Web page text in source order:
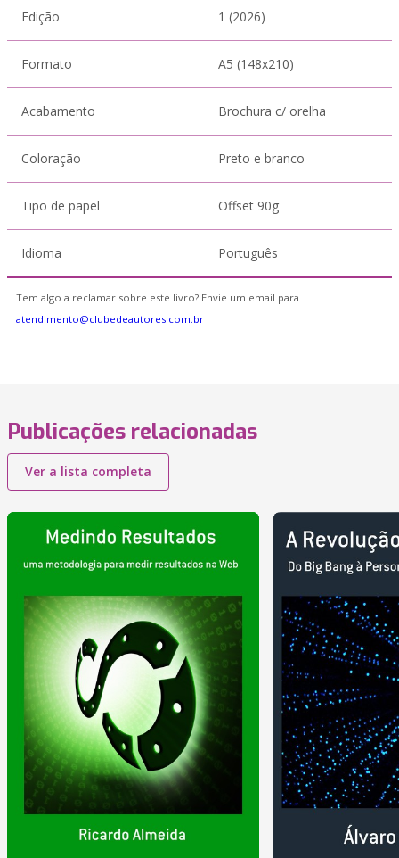
Edição 1 (2026)
Formato A5 (148x210)
Acabamento Brochura c/ orelha
Coloração Preto e branco
Tipo de papel Offset 90g
Idioma Português
Tem algo a reclamar sobre este livro? Envie um email para
atendimento@clubedeautores.com.br
Publicações relacionadas
Ver a lista completa